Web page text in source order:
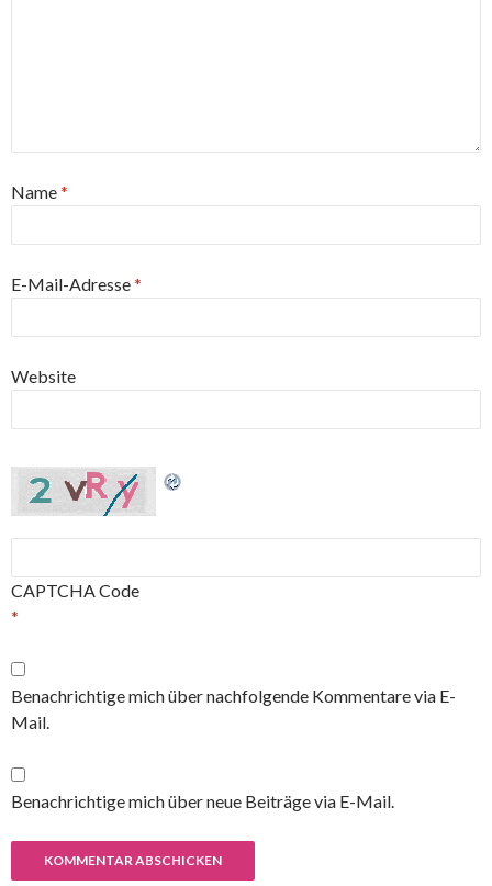
Name*
E-Mail-Adresse*
Website
CAPTCHA Code
*
Benachrichtige mich über nachfolgende Kommentare via E-
Mail.
Benachrichtige mich über neue Beiträge via E-Mail.